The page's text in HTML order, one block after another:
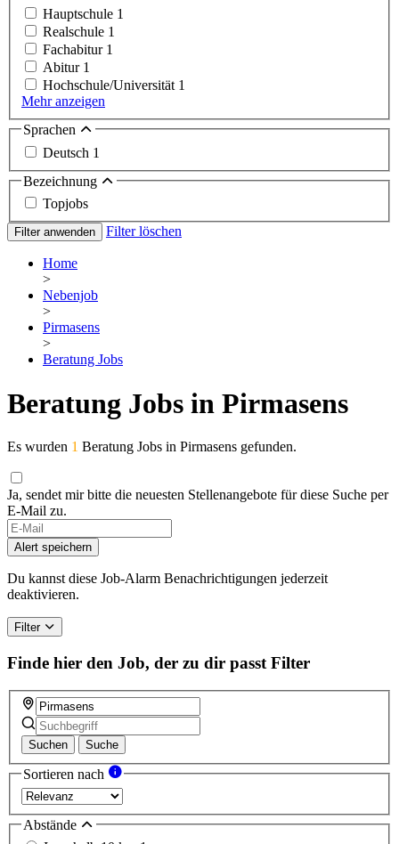
Hauptschule 1
Realschule 1
Fachabitur 1
Abitur 1
Hochschule/Universität 1
Mehr anzeigen
Sprachen
Deutsch 1
Bezeichnung
Topjobs
Filter anwenden Filter löschen
Home
>
Nebenjob
>
Pirmasens
>
Beratung Jobs
Beratung Jobs in Pirmasens
Es wurden 1 Beratung Jobs in Pirmasens gefunden.
Ja, sendet mir bitte die neuesten Stellenangebote für diese Suche per
E-Mail zu.
Alert speichern
Du kannst diese Job-Alarm Benachrichtigungen jederzeit
deaktivieren.
Filter
Finde hier den Job, der zu dir passt Filter
Suchen Suche
Sortieren nach
Abstände